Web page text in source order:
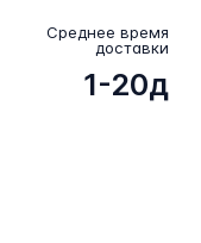
Среднее время
доставки
1-20д